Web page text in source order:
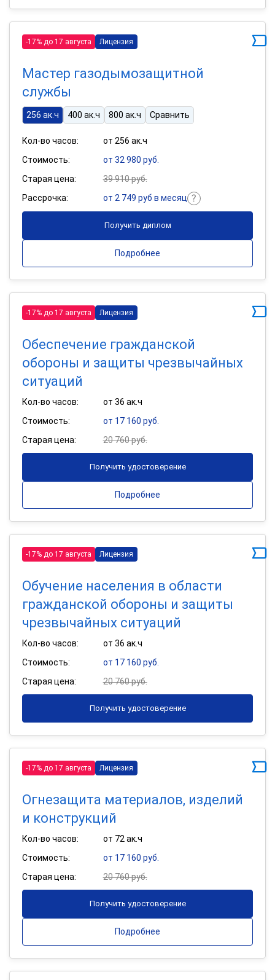
-17% до 17 августа Лицензия
Мастер газодымозащитной
службы
256 ак.ч 400 ак.ч 800 ак.ч Сравнить
Кол-во часов:
от 256 ак.ч
Стоимость:
от 32 980 руб.
Старая цена:
39 910 руб.
Рассрочка:
от 2 749 руб в месяц
Получить диплом
Подробнее
-17% до 17 августа Лицензия
Обеспечение гражданской
обороны и защиты чрезвычайных
ситуаций
Кол-во часов:
от 36 ак.ч
Стоимость:
от 17 160 руб.
Старая цена:
20 760 руб.
Получить удостоверение
Подробнее
-17% до 17 августа Лицензия
Обучение населения в области
гражданской обороны и защиты
чрезвычайных ситуаций
Кол-во часов:
от 36 ак.ч
Стоимость:
от 17 160 руб.
Старая цена:
20 760 руб.
Получить удостоверение
-17% до 17 августа Лицензия
Огнезащита материалов, изделий
и конструкций
Кол-во часов:
от 72 ак.ч
Стоимость:
от 17 160 руб.
Старая цена:
20 760 руб.
Получить удостоверение
Подробнее